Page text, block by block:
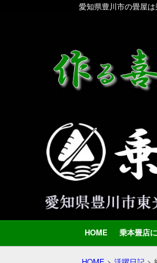
愛知県豊川市の畳屋
HOME 乗本畳店